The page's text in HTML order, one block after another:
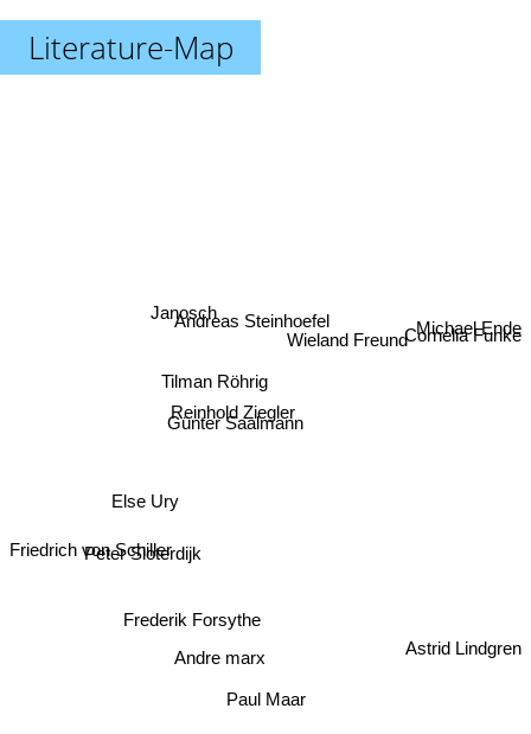
Literature-Map
Paul Maar
Andre marx
Andreas Steinhoefel
Frederik Forsythe
Günter Saalmann
Reinhold Ziegler
Tilman Röhrig
Peter Sloterdijk
Wieland Freund Cornelia Funke
Janosch
Else Ury
Michael Ende
Friedrich von Schiller